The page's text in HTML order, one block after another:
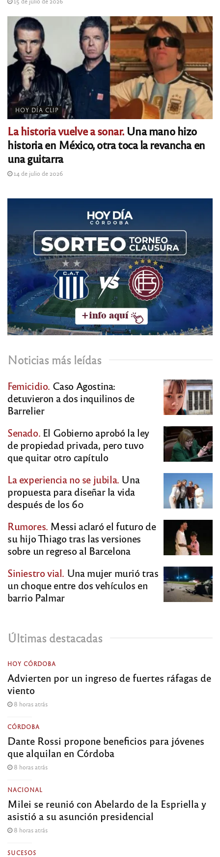
HOY DÍA CLIP
La historia vuelve a sonar.Una mano hizo
historia en México, otra toca la revancha en
una guitarra
14 de julio de 2026
Noticias más leídas
Femicidio. Caso Agostina:
detuvieron a dos inquilinos de
Barrelier
Senado. El Gobierno aprobó la ley
de propiedad privada, pero tuvo
que quitar otro capítulo
La experiencia no se jubila. Una
propuesta para diseñar la vida
después de los 60
Rumores. Messi aclaró el futuro de
su hijo Thiago tras las versiones
sobre un regreso al Barcelona
Siniestro vial. Una mujer murió tras
un choque entre dos vehículos en
barrio Palmar
Últimas destacadas
HOY CÓRDOBA
Advierten por un ingreso de fuertes ráfagas de
viento
8 horas atrás
CÓRDOBA
Dante Rossi propone beneficios para jóvenes
que alquilan en Córdoba
8 horas atrás
NACIONAL
Milei se reunió con Abelardo de la Espriella y
asistió a su asunción presidencial
8 horas atrás
SUCESOS